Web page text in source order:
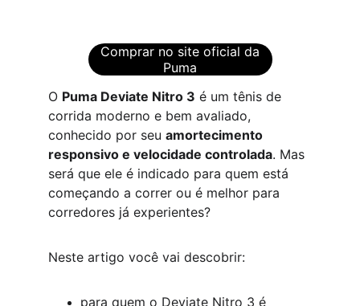
O Puma Deviate Nitro 3 é um tênis de
corrida moderno e bem avaliado,
conhecido por seu amortecimento
responsivo e velocidade controlada. Mas
será que ele é indicado para quem está
começando a correr ou é melhor para
corredores já experientes?
Neste artigo você vai descobrir:
para quem o Deviate Nitro 3 é
Comprar no site oficial da
Puma